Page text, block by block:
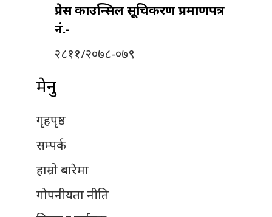
प्रेस काउन्सिल सूचिकरण प्रमाणपत्र
नं.-
२८११/२०७८-०७९
मेनु
गृहपृष्ठ
सम्पर्क
हाम्रो बारेमा
गोपनीयता नीति